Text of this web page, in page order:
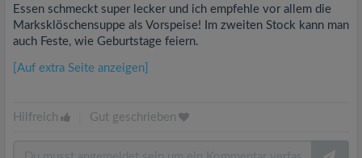
Essen schmeckt super lecker und ich empfehle vor allem die
Marksklöschensuppe als Vorspeise! Im zweiten Stock kann man
auch Feste, wie Geburtstage feiern.
[Auf extra Seite anzeigen]
Hilfreich Gut geschrieben